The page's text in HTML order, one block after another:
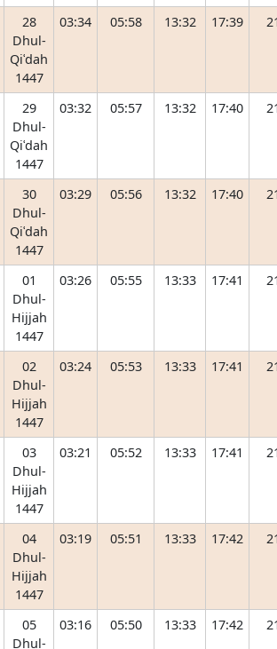
28
Dhul-
Qiʿdah
1447
03:34 05:58 13:32 17:39
29
Dhul-
Qiʿdah
1447
03:32 05:57 13:32 17:40
30
Dhul-
Qiʿdah
1447
03:29 05:56 13:32 17:40
01
Dhul-
Hijjah
1447
03:26 05:55 13:33 17:41
02
Dhul-
Hijjah
1447
03:24 05:53 13:33 17:41
03
Dhul-
Hijjah
1447
03:21 05:52 13:33 17:41
04
Dhul-
Hijjah
1447
03:19 05:51 13:33 17:42
05
Dhul-
03:16 05:50 13:33 17:42